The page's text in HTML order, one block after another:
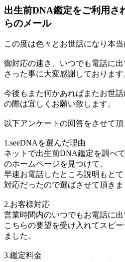
出生前DNA鑑定をご利用さ
らのメール
この度は色々とお世話になり本当
御対応の速さ、いつでも電話に
さった事に大変感謝しております
今後もまた何かあればまたお世
の際は宜しくお願い致します。
以下アンケートの回答をさせて頂
1.seeDNAを選んだ理由
ネットで出生前DNA鑑定を調べ
のホームページを見つけて、
早速お電話したところ説明もと
対応だったので選ばさせて頂きま
2.お客様対応
営業時間内のいつでもお電話に出
こちらの要望を受け入れてスピ
ました。
3.鑑定料金